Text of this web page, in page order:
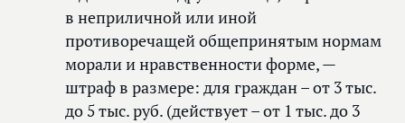
в неприличной или иной
противоречащей общепринятым нормам
морали и нравственности форме, —
штраф в размере: для граждан – от 3 тыс.
до 5 тыс. руб. (действует – от 1 тыс. до 3